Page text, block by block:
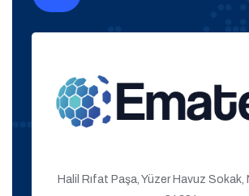
Halil Rıfat Paşa, Yüzer Havuz Sokak,